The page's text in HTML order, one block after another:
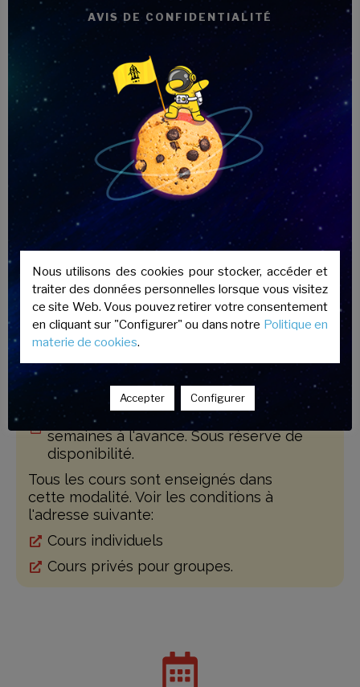
Cours en groupes de 4 à 15 personnes.
Les cours suivants sont enseignés
selon cette modalité:
Cours à des fins spécifiques
Cours individuels
Cours privés pour groupes
PERSONNALISÉ (en ligne ou en présentiel)
20 heures minimum.
2 heures par jour.
Date de début et choix du mode de
cours sur demande au moins 2
semaines à l'avance. Sous réserve de
disponibilité.
Tous les cours sont enseignés dans
cette modalité. Voir les conditions à
l'adresse suivante:
Cours individuels
Cours privés pour groupes.
AVIS DE CONFIDENTIALITÉ
Nous utilisons des cookies pour stocker, accéder et
traiter des données personnelles lorsque vous visitez
ce site Web. Vous pouvez retirer votre consentement
en cliquant sur "Configurer" ou dans notre Politique en
materie de cookies.
Accepter Configurer